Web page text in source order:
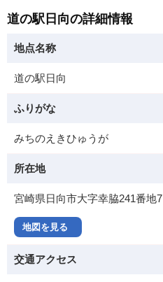
道の駅日向の詳細情報
地点名称
道の駅日向
ふりがな
みちのえきひゅうが
所在地
宮崎県日向市大字幸脇241番地7
地図を見る
交通アクセス